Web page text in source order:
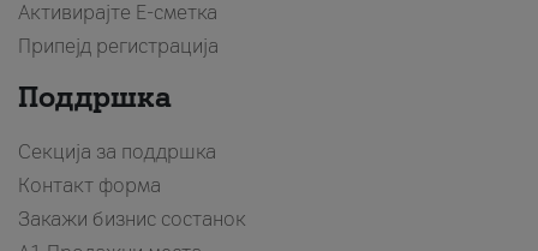
Активирајте Е-сметка
Припејд регистрација
Поддршка
Секција за поддршка
Контакт форма
Закажи бизнис состанок